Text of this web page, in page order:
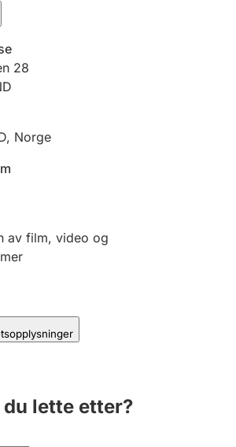
28
, Norge
av film, video og
lette etter?